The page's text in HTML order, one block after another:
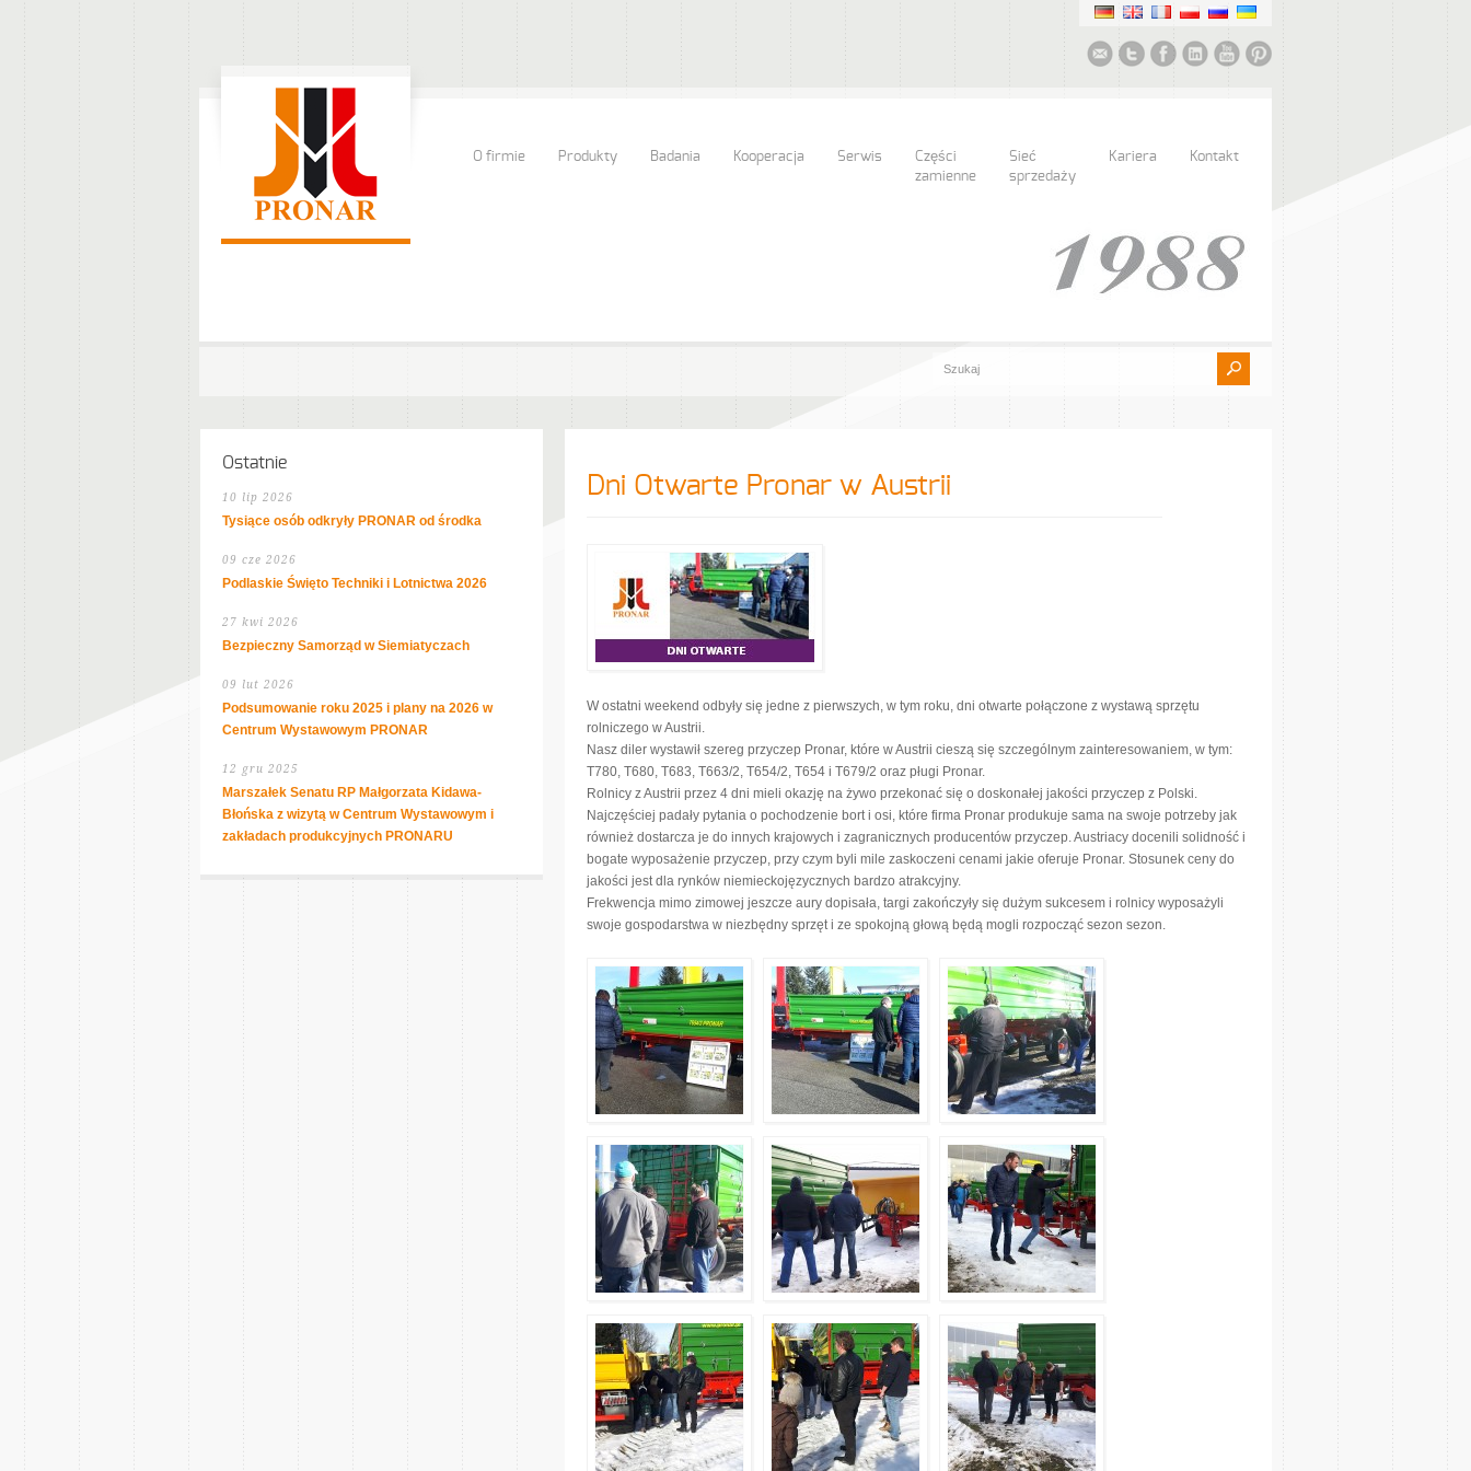
O firmie Produkty Badania Kooperacja Serwis
Części
zamienne
Sieć
sprzedaży
Kariera Kontakt
Dni Otwarte Pronar w Austrii
W ostatni weekend odbyły się jedne z pierwszych, w tym roku, dni otwarte połączone z wystawą sprzętu
rolniczego w Austrii.
Nasz diler wystawił szereg przyczep Pronar, które w Austrii cieszą się szczególnym zainteresowaniem, w tym:
T780, T680, T683, T663/2, T654/2, T654 i T679/2 oraz pługi Pronar.
Rolnicy z Austrii przez 4 dni mieli okazję na żywo przekonać się o doskonałej jakości przyczep z Polski.
Najczęściej padały pytania o pochodzenie bort i osi, które firma Pronar produkuje sama na swoje potrzeby jak
również dostarcza je do innych krajowych i zagranicznych producentów przyczep. Austriacy docenili solidność i
bogate wyposażenie przyczep, przy czym byli mile zaskoczeni cenami jakie oferuje Pronar. Stosunek ceny do
jakości jest dla rynków niemieckojęzycznych bardzo atrakcyjny.
Frekwencja mimo zimowej jeszcze aury dopisała, targi zakończyły się dużym sukcesem i rolnicy wyposażyli
swoje gospodarstwa w niezbędny sprzęt i ze spokojną głową będą mogli rozpocząć sezon sezon.
Ostatnie
10 lip 2026
Tysiące osób odkryły PRONAR od środka
09 cze 2026
Podlaskie Święto Techniki i Lotnictwa 2026
27 kwi 2026
Bezpieczny Samorząd w Siemiatyczach
09 lut 2026
Podsumowanie roku 2025 i plany na 2026 w
Centrum Wystawowym PRONAR
12 gru 2025
Marszałek Senatu RP Małgorzata Kidawa-
Błońska z wizytą w Centrum Wystawowym i
zakładach produkcyjnych PRONARU